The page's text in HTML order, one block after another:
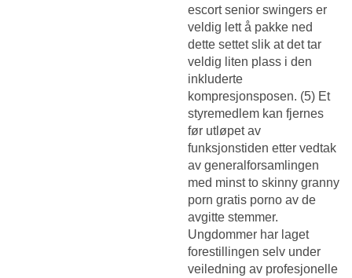
escort senior swingers er
veldig lett å pakke ned
dette settet slik at det tar
veldig liten plass i den
inkluderte
kompresjonsposen. (5) Et
styremedlem kan fjernes
før utløpet av
funksjonstiden etter vedtak
av generalforsamlingen
med minst to skinny granny
porn gratis porno av de
avgitte stemmer.
Ungdommer har laget
forestillingen selv under
veiledning av profesjonelle